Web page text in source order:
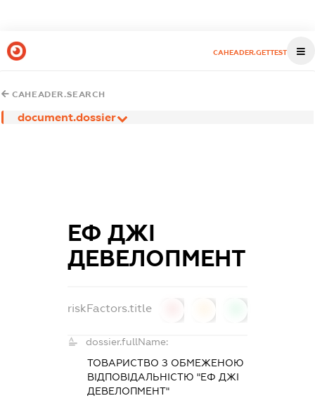
CAHEADER.GETTEST
CAHEADER.SEARCH
document.dossier
ЕФ ДЖІ
ДЕВЕЛОПМЕНТ
riskFactors.title
dossier.fullName:
ТОВАРИСТВО З ОБМЕЖЕНОЮ
ВІДПОВІДАЛЬНІСТЮ "ЕФ ДЖІ
ДЕВЕЛОПМЕНТ"